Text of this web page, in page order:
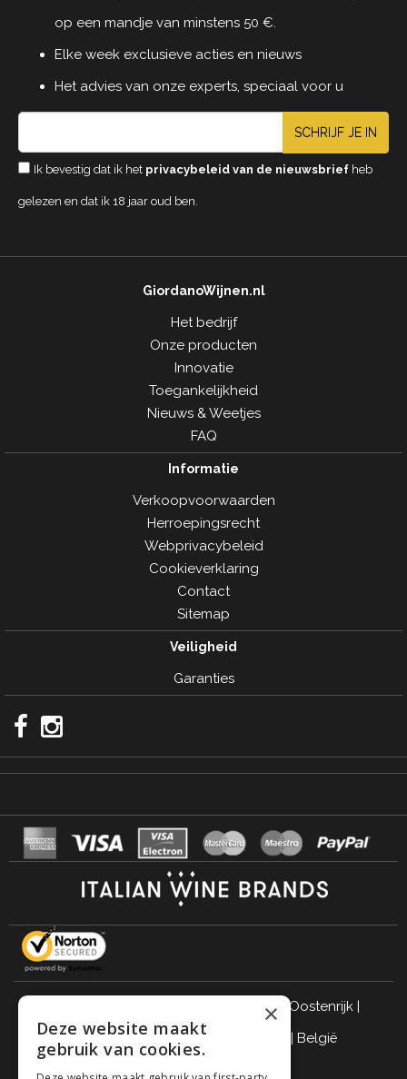
op een mandje van minstens 50 €.
Elke week exclusieve acties en nieuws
Het advies van onze experts, speciaal voor u
SCHRIJF JE IN
Ik bevestig dat ik het privacybeleid van de nieuwsbrief heb
gelezen en dat ik 18 jaar oud ben.
GiordanoWijnen.nl
Het bedrijf
Onze producten
Innovatie
Toegankelijkheid
Nieuws & Weetjes
FAQ
Informatie
Verkoopvoorwaarden
Herroepingsrecht
Webprivacybeleid
Cookieverklaring
Contact
Sitemap
Veiligheid
Garanties
Verenigd Koninkrijk Oostenrijk
Zwitserland|Nederland
België
×
Deze website maakt
gebruik van cookies.